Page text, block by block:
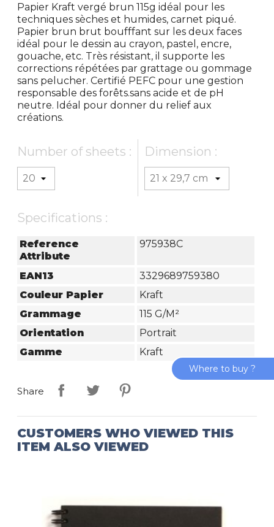
Papier Kraft vergé brun 115g idéal pour les
techniques sèches et humides, carnet piqué.
Papier brun brut boufffant sur les deux faces
idéal pour le dessin au crayon, pastel, encre,
gouache, etc. Très résistant, il supporte les
corrections répétées par grattage ou gommage
sans pelucher. Certifié PEFC pour une gestion
responsable des forêts.sans acide et de pH
neutre. Idéal pour donner du relief aux
créations.
Number of sheets : Dimension :
Specifications :
Reference
Attribute
975938C
EAN13
3329689759380
Couleur Papier
Kraft
Grammage
115 G/m²
Orientation
Portrait
Gamme
Kraft
Share
CUSTOMERS WHO VIEWED THIS
ITEM ALSO VIEWED
Where to buy ?